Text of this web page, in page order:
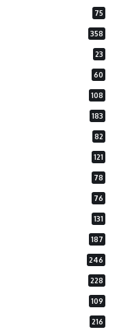
75
358
23
60
108
183
82
121
78
76
131
187
246
228
109
216